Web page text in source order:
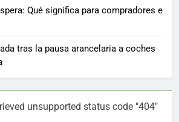
Qué significa para compradores e
tras la pausa arancelaria a coches
unsupported status code "404"